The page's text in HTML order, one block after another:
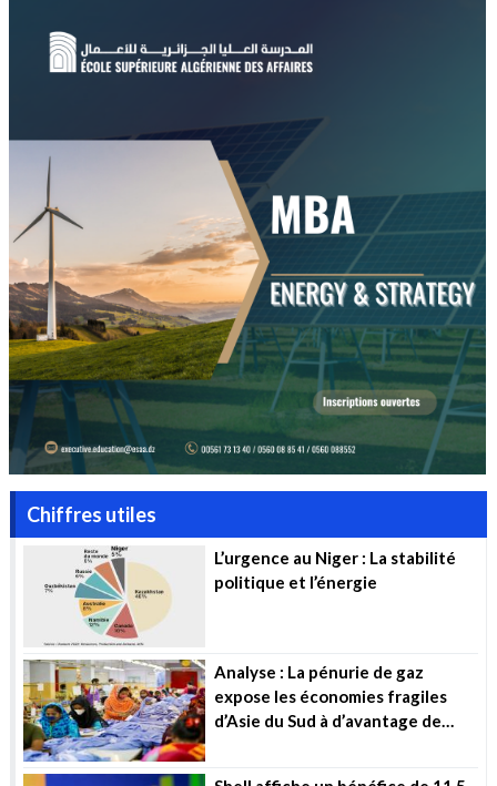
Chiffres utiles
L’urgence au Niger : La stabilité
politique et l’énergie
Analyse : La pénurie de gaz
expose les économies fragiles
d’Asie du Sud à d’avantage de